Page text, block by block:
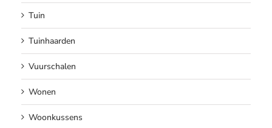
Tuin
Tuinhaarden
Vuurschalen
Wonen
Woonkussens